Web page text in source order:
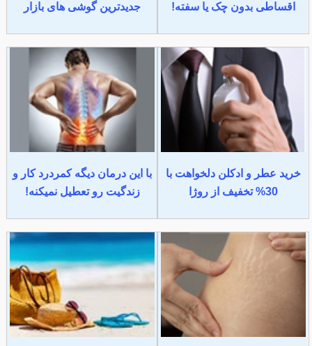
اقساطی بدون چک یا سفته!
جدیدترین گوشی های بازار
خرید عطر و ادکلن دلخواهت با
30% تخفیف از روژا
با این درمان دیگه کمردرد کار و
زندگیت رو تعطیل نمیکنه!